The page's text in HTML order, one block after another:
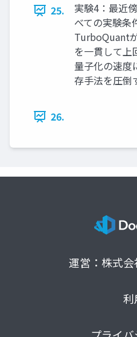
25.
実験4：最近
べての実験条
TurboQuant
を一貫して上
量子化の速度
存手法を圧倒
26.
運営：株式
利